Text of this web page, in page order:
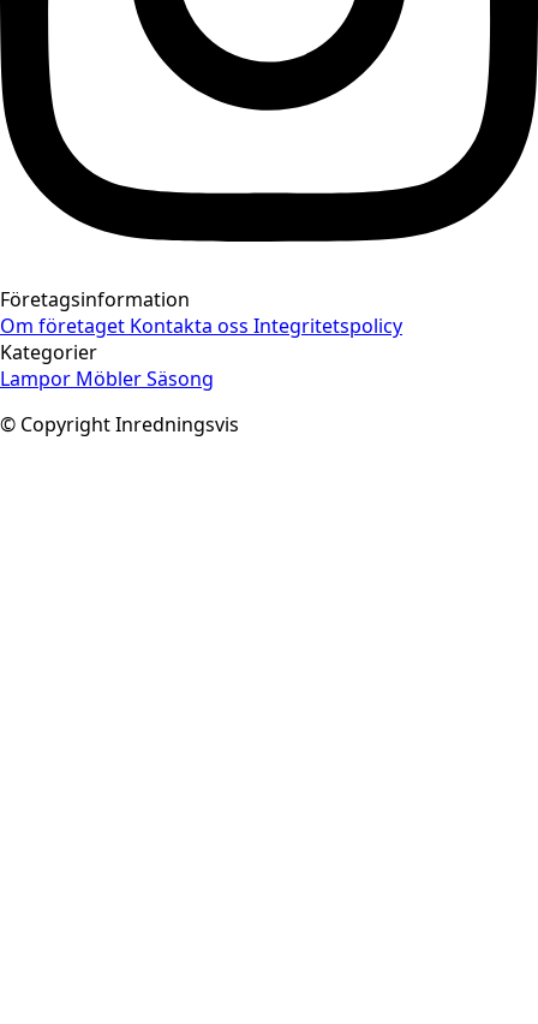
Företagsinformation
Om företaget Kontakta oss Integritetspolicy
Kategorier
Lampor MöblerSäsong
© Copyright Inredningsvis